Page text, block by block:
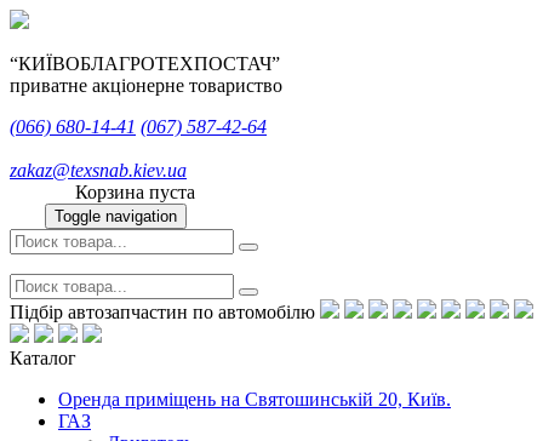
“КИЇВОБЛАГРОТЕХПОСТАЧ”
приватне акціонерне товариство
(066) 680-14-41 (067) 587-42-64
zakaz@texsnab.kiev.ua
Корзина пуста
Toggle navigation
Підбір автозапчастин по автомобілю
Каталог
Оренда приміщень на Святошинській 20, Київ.
ГАЗ